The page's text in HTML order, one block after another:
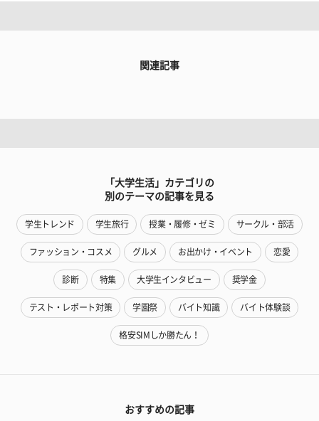
関連記事
「大学生活」カテゴリの
別のテーマの記事を見る
学生トレンド 学生旅行 授業・履修・ゼミ サークル・部活
ファッション・コスメ グルメ お出かけ・イベント 恋愛
診断 特集 大学生インタビュー 奨学金
テスト・レポート対策 学園祭 バイト知識 バイト体験談
格安SIMしか勝たん！
おすすめの記事